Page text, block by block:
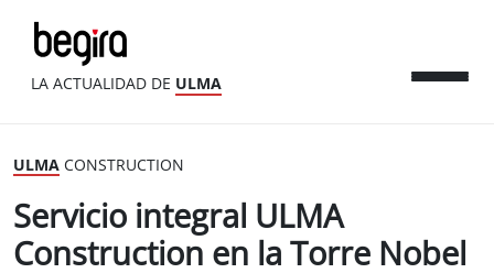
LA ACTUALIDAD DE ULMA
ULMA CONSTRUCTION
Servicio integral ULMA
Construction en la Torre Nobel